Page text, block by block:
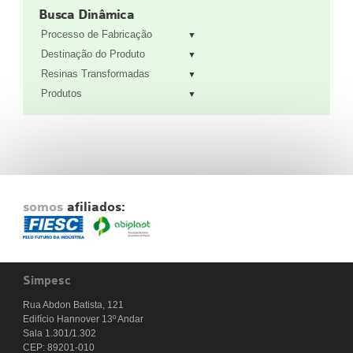
Fale Conosco
NOSSAS ASSOCIADAS
SEJA UM ASSOCIADO
VAGAS
Busca Dinâmica
Processo de Fabricação
Destinação do Produto
Resinas Transformadas
Produtos
somos afiliados:
Simpesc
Rua Abdon Batista, 121
Edifício Hannover 13º Andar
Sala 1.301/1.302
CEP: 89201-010